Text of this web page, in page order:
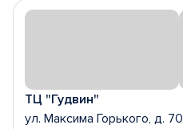
ТЦ "Гудвин"
ул. Максима Горького, д. 70